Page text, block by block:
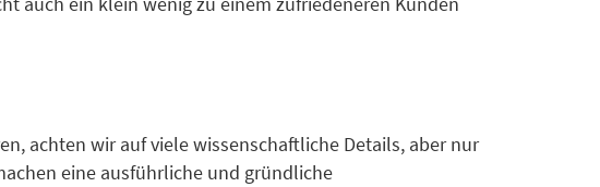
achten wir auf viele wissenschaftliche Details, aber nur
eine ausführliche und gründliche